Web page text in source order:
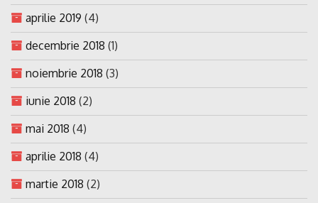
aprilie 2019 (4)
decembrie 2018 (1)
noiembrie 2018 (3)
iunie 2018 (2)
mai 2018 (4)
aprilie 2018 (4)
martie 2018 (2)